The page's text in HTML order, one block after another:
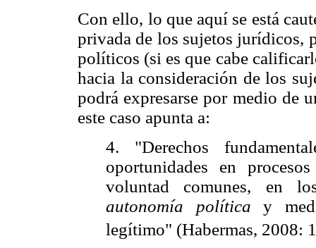
Con ello, lo que aquí se está
privada de los sujetos jurídicos,
políticos (si es que cabe
hacia la consideración de los
podrá expresarse por medio de
este caso apunta a:
4. "Derechos
oportunidades en
voluntad comunes, en
autonomía política y
legítimo" (Habermas, 2008: